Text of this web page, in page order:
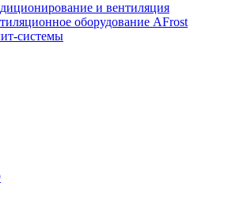
и вентиляция
оборудование AFrost
системы